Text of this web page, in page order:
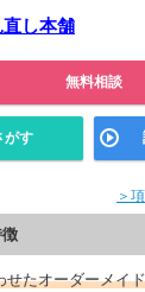
し本舗
無料相談
がす
＞
せたオーダーメイ